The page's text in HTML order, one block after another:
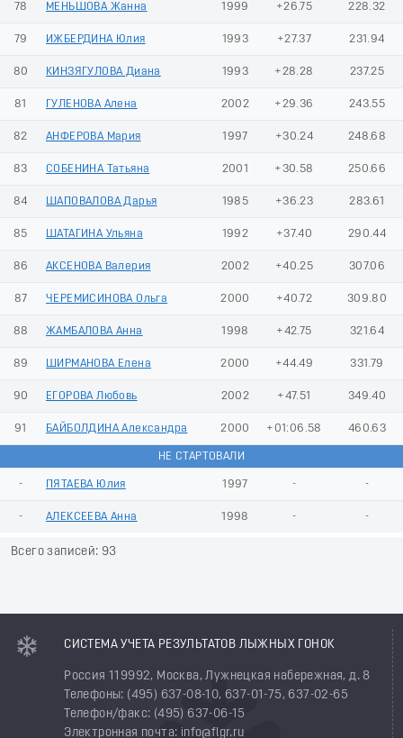
78 МЕНЬШОВА Жанна 1999 +26.75 228.32
79 ИЖБЕРДИНА Юлия 1993 +27.37 231.94
80 КИНЗЯГУЛОВА Диана 1993 +28.28 237.25
81 ГУЛЕНОВА Алена 2002 +29.36 243.55
82 АНФЕРОВА Мария 1997 +30.24 248.68
83 СОБЕНИНА Татьяна 2001 +30.58 250.66
84 ШАПОВАЛОВА Дарья 1985 +36.23 283.61
85 ШАТАГИНА Ульяна 1992 +37.40 290.44
86 АКСЕНОВА Валерия 2002 +40.25 307.06
87 ЧЕРЕМИСИНОВА Ольга 2000 +40.72 309.80
88 ЖАМБАЛОВА Анна 1998 +42.75 321.64
89 ШИРМАНОВА Елена 2000 +44.49 331.79
90 ЕГОРОВА Любовь 2002 +47.51 349.40
91 БАЙБОЛДИНА Александра 2000 +01:06.58 460.63
НЕ СТАРТОВАЛИ
- ПЯТАЕВА Юлия 1997 - -
- АЛЕКСЕЕВА Анна 1998 - -
Всего записей: 93
СИСТЕМА УЧЕТА РЕЗУЛЬТАТОВ ЛЫЖНЫХ ГОНОК
Россия 119992, Москва, Лужнецкая набережная, д. 8
Телефоны: (495) 637-08-10, 637-01-75, 637-02-65
Телефон/факс: (495) 637-06-15
Электронная почта: info@flgr.ru